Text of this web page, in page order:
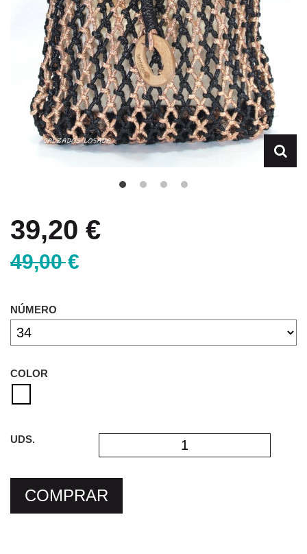
39,20 €
49,00 €
NÚMERO
COLOR
UDS.
COMPRAR